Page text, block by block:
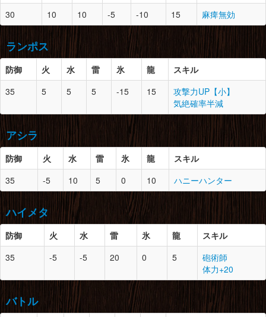
0
飛甲虫の甲殻×2
飛甲虫の羽×3
雷光虫×2
のりこねバッタ×2
大地の結晶×2
腰
5
狗竜の皮×2
王者のエリマキ×1
ジャギィの皮×3
大地の結晶×1
ジャギィの皮×4
ジャギィの鱗×3
竜骨【小】×4
マカライト鉱石×2
マカライト鉱石×2
暖かい毛皮×3
腰
- 0
-
脚
- 0 -
30
10 10 -5 -10 15 麻痺無効
頭
6 2
ドスゲネポスの皮×2
ゲネポスの鱗×3
鉄鉱石×4
竜骨【小】×2
胴
6 1
ゲネポスの皮×3
ゲネポスの鱗×2
鉄鉱石×3
腕
ドスゲネポスの皮×2
ゲネポスの鱗×3
鉄鉱石×2
1
ゲネポスの皮×4
ゲネポスの鱗×3
鉄鉱石×2
脚
1
ドスゲネポスの皮×2
ゲネポスの鱗×2
ランポス
防御 火 水 雷 氷 龍
スキル
35
5 5 5 -15 15
攻撃力UP【小】
気絶確率半減
防御 スロット
必要素材
頭
7 2
ドスランポスの皮×3
ドスランポスの爪×1
ランポスの鱗×2
のりこねバッタ×2
胴
7 0
ドスランポスの爪×2
鳴き袋×2
ランポスの皮×3
のりこねバッタ×2
腕
7 0
ドスランポスの爪×2
ドスランポスの皮×3
大地の結晶×3
2
ドスランポスの皮×2
鳴き袋×2
ランポスの皮×3
アシラ
防御 火 水 雷 氷 龍
スキル
35
-5 10 5 0 10 ハニーハンター
防御 スロット
必要素材
頭
7 2
青熊獣の甲殻×2
青熊獣の毛×2
のりこねバッタ×2
胴
1
青熊獣の毛×3
青熊獣の甲殻×1
光蟲×2
腕
7 1
青熊獣の甲殻×2
青熊獣の毛×2
甲虫の腹袋×1
ハイメタ
防御 火 水 雷 氷 龍
スキル
35
-5 -5 20 0 5
砲術師
体力+20
防御 スロット
必要素材
頭
7 1
ドラグライト鉱石×2
マカライト鉱石×3
ライトクリスタル×1
大地の結晶×2
バトル